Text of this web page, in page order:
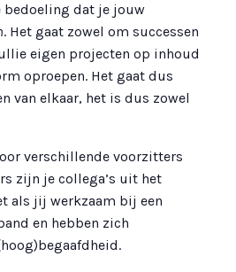
dat je jouw
. Het gaat zowel om successen
eigen projecten op inhoud
oproepen. Het gaat dus
van elkaar, het is dus zowel
verschillende voorzitters
zijn je collega’s uit het
als jij werkzaam bij een
en hebben zich